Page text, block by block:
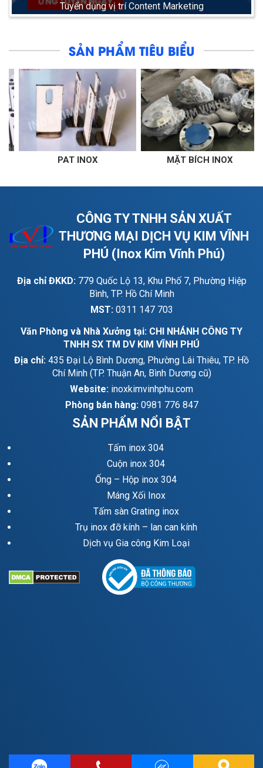
Tuyển dụng vị trí Content Marketing
SẢN PHẨM TIÊU BIỂU
MẶT BÍCH INOX
CÔNG TY TNHH SẢN XUẤT
THƯƠNG MẠI DỊCH VỤ KIM VĨNH
PHÚ (Inox Kim Vĩnh Phú)
Địa chỉ ĐKKD: 779 Quốc Lộ 13, Khu Phố 7, Phường Hiệp
Bình, TP. Hồ Chí Minh
MST: 0311 147 703
Văn Phòng và Nhà Xưởng tại: CHI NHÁNH CÔNG TY
TNHH SX TM DV KIM VĨNH PHÚ
Địa chỉ: 435 Đại Lộ Bình Dương, Phường Lái Thiêu, TP. Hồ
Chí Minh (TP. Thuận An, Bình Dương cũ)
Website: inoxkimvinhphu.com
Phòng bán hàng: 0981 776 847
SẢN PHẨM NỔI BẬT
Tấm inox 304
Cuộn inox 304
Ống – Hộp inox 304
Máng Xối Inox
Tấm sàn Grating inox
Trụ inox đỡ kính – lan can kính
Dịch vụ Gia công Kim Loại